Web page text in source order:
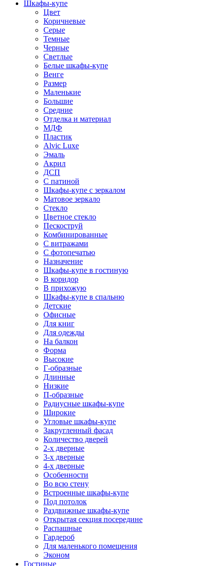
Шкафы-купе
Цвет
Коричневые
Серые
Темные
Черные
Светлые
Белые шкафы-купе
Венге
Размер
Маленькие
Большие
Средние
Отделка и материал
МДФ
Пластик
Alvic Luxe
Эмаль
Акрил
ДСП
С патиной
Шкафы-купе с зеркалом
Матовое зеркало
Стекло
Цветное стекло
Пескоструй
Комбинированные
С витражами
С фотопечатью
Назначение
Шкафы-купе в гостиную
В коридор
В прихожую
Шкафы-купе в спальню
Детские
Офисные
Для книг
Для одежды
На балкон
Форма
Высокие
Г-образные
Длинные
Низкие
П-образные
Радиусные шкафы-купе
Широкие
Угловые шкафы-купе
Закругленный фасад
Количество дверей
2-х дверные
3-х дверные
4-х дверные
Особенности
Во всю стену
Встроенные шкафы-купе
Под потолок
Раздвижные шкафы-купе
Открытая секция посередине
Распашные
Гардероб
Для маленького помещения
Эконом
Гостиные